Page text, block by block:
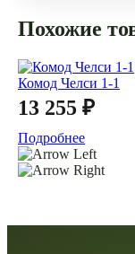
Похожие
Комод Челси 1-1
13 255 ₽
Подробнее